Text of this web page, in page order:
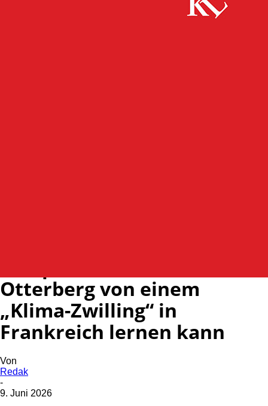
Otterberg von einem
„Klima-Zwilling“ in
Frankreich lernen kann
Von
Redak
-
9. Juni 2026